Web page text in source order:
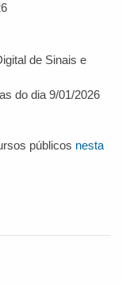
de Sinais e
do dia 9/01/2026
públicos nesta